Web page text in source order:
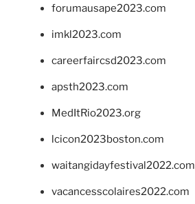
forumausape2023.com
imkl2023.com
careerfaircsd2023.com
apsth2023.com
MedItRio2023.org
lcicon2023boston.com
waitangidayfestival2022.com
vacancesscolaires2022.com